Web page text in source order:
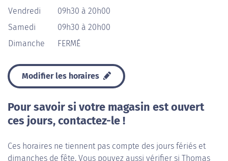
Vendredi
09h30 à 20h00
Samedi
09h30 à 20h00
Dimanche
FERMÉ
Modifier les horaires
Pour savoir si votre magasin est ouvert
ces jours, contactez-le !
Ces horaires ne tiennent pas compte des jours fériés et
dimanches de fête. Vous pouvez aussi vérifier si Thomas